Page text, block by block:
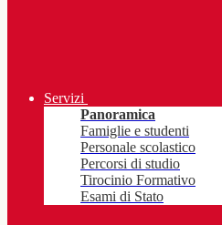
Servizi
Panoramica
Famiglie e studenti
Personale scolastico
Percorsi di studio
Tirocinio Formativo
Esami di Stato